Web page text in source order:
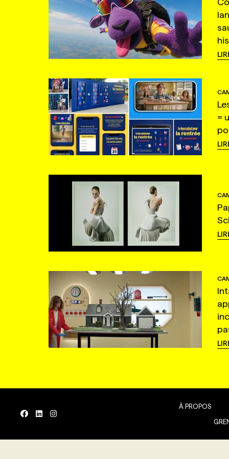
=
À PROPOS